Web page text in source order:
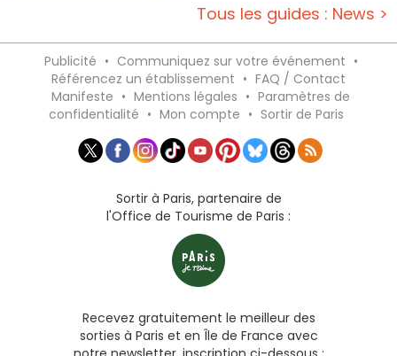
Tous les guides : News >
Publicité • Communiquez sur votre événement •
Référencez un établissement • FAQ / Contact
Manifeste • Mentions légales • Paramètres de
confidentialité • Mon compte • Sortir de Paris
Sortir à Paris, partenaire de
l'Office de Tourisme de Paris :
Recevez gratuitement le meilleur des
sorties à Paris et en Île de France avec